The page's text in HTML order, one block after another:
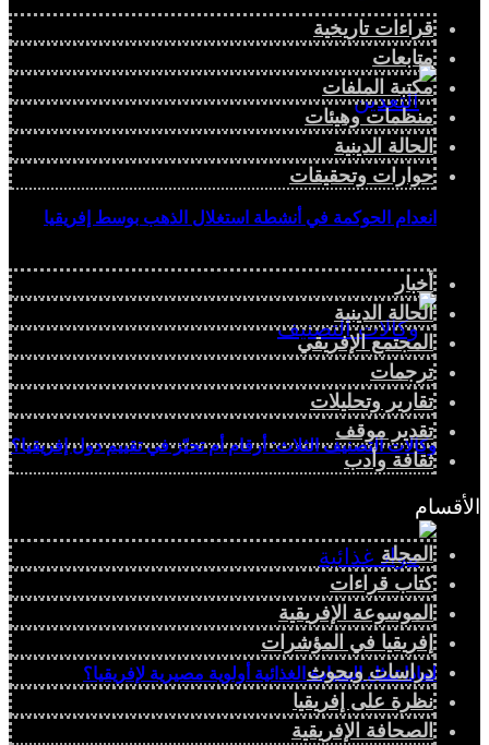
انعدام الحوكمة في أنشطة استغلال الذهب بوسط إفريقيا
وكالات التصنيف الثلاث: أرقام أم تحيّز في تقييم دول إفريقيا؟
لماذا تمثل السيادة الغذائية أولوية مصيرية لإفريقيا؟
قراءات تاريخية
متابعات
مكتبة الملفات
منظمات وهيئات
الحالة الدينية
حوارات وتحقيقات
أخبار
الحالة الدينية
المجتمع الإفريقي
ترجمات
تقارير وتحليلات
تقدير موقف
ثقافة وأدب
الأقسام
المجلة
كتاب قراءات
الموسوعة الإفريقية
إفريقيا في المؤشرات
دراسات وبحوث
نظرة على إفريقيا
الصحافة الإفريقية